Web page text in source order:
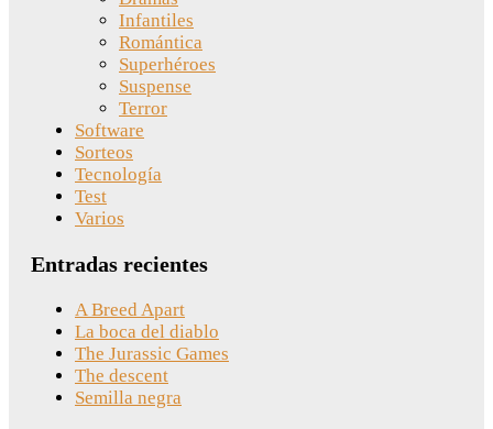
Infantiles
Romántica
Superhéroes
Suspense
Terror
Software
Sorteos
Tecnología
Test
Varios
Entradas recientes
A Breed Apart
La boca del diablo
The Jurassic Games
The descent
Semilla negra